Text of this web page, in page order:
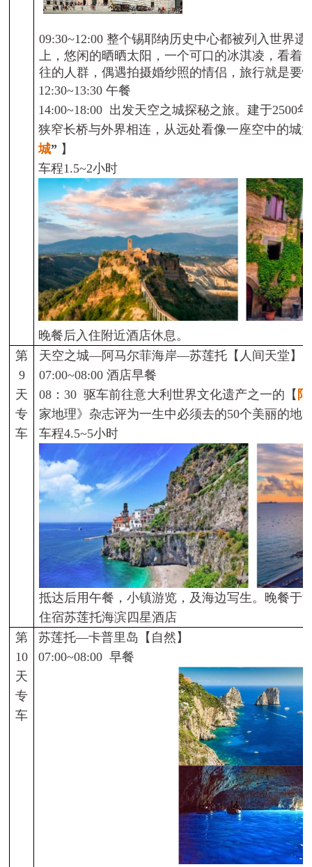
09:30~12:00整个锡耶纳历史中心都被列入世界
上，悠闲的晒晒太阳，一个可口的冰淇凌，看着
往的人群，偶遇拍摄婚纱照的情侣，旅行就是要
12:30~13:30午餐
14:00~18:00 出发天空之城探秘之旅。建于2500
狭窄长桥与外界相连，从远处看像一座空中的城
城” 】
车程1.5~2小时
晚餐后入住附近酒店休息。
第
9
天
专
车
天空之城—阿马尔菲海岸—苏莲托【人间天堂】
07:00~08:00酒店早餐
08 ：30 驱车前往意大利世界文化遗产之一的 【
家地理》杂志评为一生中必须去的50个美丽的地
车程4.5~5小时
抵达后用午餐，小镇游览，及海边写生。晚餐于
住宿苏莲托海滨四星酒店
第
10
天
专
车
苏莲托—卡普里岛【自然】
07:00~08:00早餐